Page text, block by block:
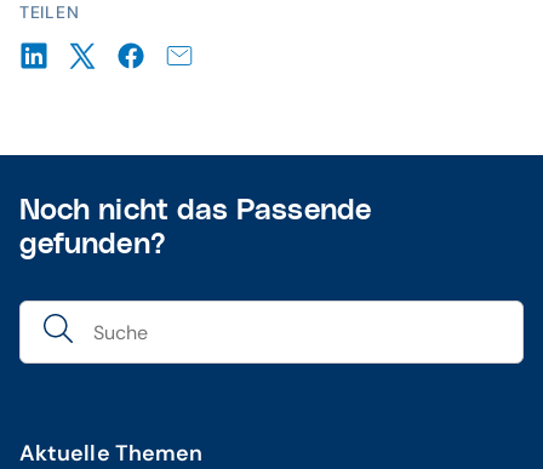
TEILEN
Noch nicht das Passende
gefunden?
Aktuelle Themen